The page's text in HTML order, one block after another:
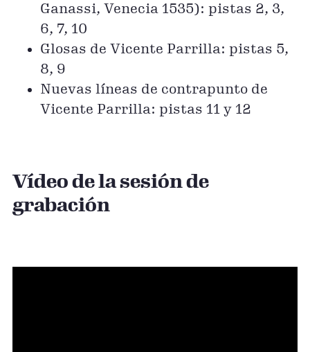
Ganassi, Venecia 1535): pistas 2, 3,
6, 7, 10
Glosas de Vicente Parrilla: pistas 5,
8, 9
Nuevas líneas de contrapunto de
Vicente Parrilla: pistas 11 y 12
Vídeo de la sesión de
grabación